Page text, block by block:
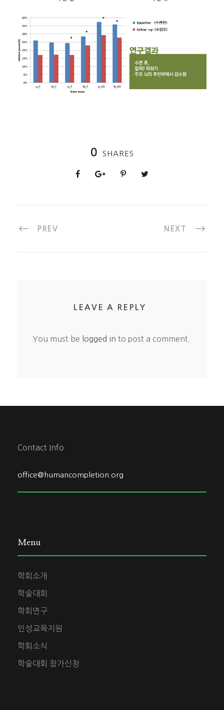
0 SHARES
PREV NEXT
LEAVE A REPLY
You must be logged in to post a comment.
Contact Info
office@humancompletion.org
Menu
학회소개
학술대회
학회연구
인성교육지원
학회소식
학술대회 참가신청